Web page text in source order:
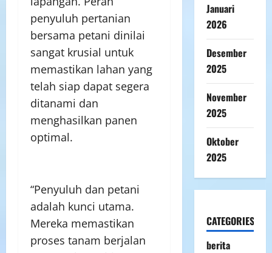
penyuluh pertanian
bersama petani dinilai
sangat krusial untuk
memastikan lahan yang
telah siap dapat segera
ditanami dan
menghasilkan panen
optimal.
“Penyuluh dan petani
adalah kunci utama.
Mereka memastikan
proses tanam berjalan
Januari
2026
Desember
2025
November
2025
Oktober
2025
CATEGORIES
berita